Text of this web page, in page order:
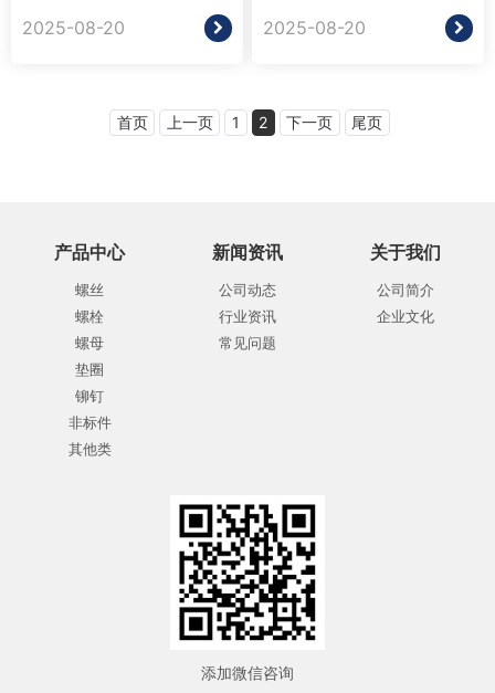
2025-08-20 2025-08-20
首页 上一页 1 2 下一页 尾页
产品中心
螺丝
螺栓
螺母
垫圈
铆钉
非标件
其他类
新闻资讯
公司动态
行业资讯
常见问题
关于我们
公司简介
企业文化
添加微信咨询